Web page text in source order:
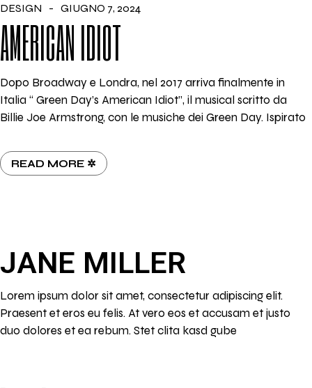
DESIGN GIUGNO 7, 2024
AMERICAN IDIOT
Dopo Broadway e Londra, nel 2017 arriva finalmente in
Italia “ Green Day’s American Idiot”, il musical scritto da
Billie Joe Armstrong, con le musiche dei Green Day. Ispirato
READ MORE ✲
JANE MILLER
Lorem ipsum dolor sit amet, consectetur adipiscing elit.
Praesent et eros eu felis. At vero eos et accusam et justo
duo dolores et ea rebum. Stet clita kasd gube